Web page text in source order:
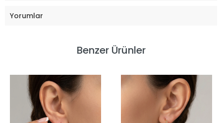
Yorumlar
Benzer Ürünler